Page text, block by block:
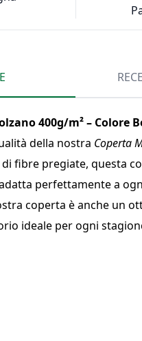
400g/m² – Colore
della nostra Coperta
fibre pregiate, questa
perfettamente a
coperta è anche un
ideale per ogni